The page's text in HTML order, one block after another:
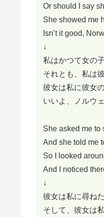
Or should I say
She showed me
Isn’t it good,
↓
私はかつて女の
それとも、私は
彼女は私に彼女
いいよ、ノルウ
She asked me to
And she told me
So I looked
And I noticed
↓
彼女は私に尋ねた
そして、彼女は